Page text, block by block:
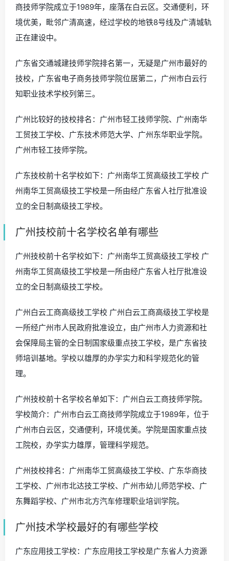
商技师学院成立于1989年，座落在白云区。交通便利，环
境优美，毗邻广清高速，经过学校的地铁8号线及广清城轨
正在建设中。
广东省交通城建技师学院排名第一，无疑是广州市最好的
技校，广东省电子商务技师学院位居第二，广州市白云行
知职业技术学校列第三。
广州比较好的技校排名：广州市轻工技师学院、广州南华
工贸技工学校、广东技术师范大学、广州东华职业学院。
广州市轻工技师学院。
广东技校前十名学校如下：广州南华工贸高级技工学校 广
州南华工贸高级技工学校是一所由经广东省人社厅批准设
立的全日制高级技工学校。
广州技校前十名学校名单有哪些
广州技校前十名学校如下：广州南华工贸高级技工学校 广
州南华工贸高级技工学校是一所由经广东省人社厅批准设
立的全日制高级技工学校。
广州白云工商高级技工学校 广州白云工商高级技工学校是
一所经广州市人民政府批准设立，由广州市人力资源和社
会保障局主管的全日制国家级重点技工学校，是广东省技
师培训基地。学校以雄厚的办学实力和科学规范化的管
理。
广州技校前十名学校名单如下：广州白云工商技师学院。
学校简介：广州市白云工商技师学院成立于1989年，位于
广州市白云区，交通便利，环境优美。学院是国家重点技
工院校，办学实力雄厚，管理科学规范。
广州技校排名：广州南华工贸高级技工学校、广东华商技
工学校、广州市北达技工学校、广州市幼儿师范学校、广
东舞蹈学校、广州市北方汽车修理职业培训学院。
广州技术学校最好的有哪些学校
广东应用技工学校：广东应用技工学校是广东省人力资源